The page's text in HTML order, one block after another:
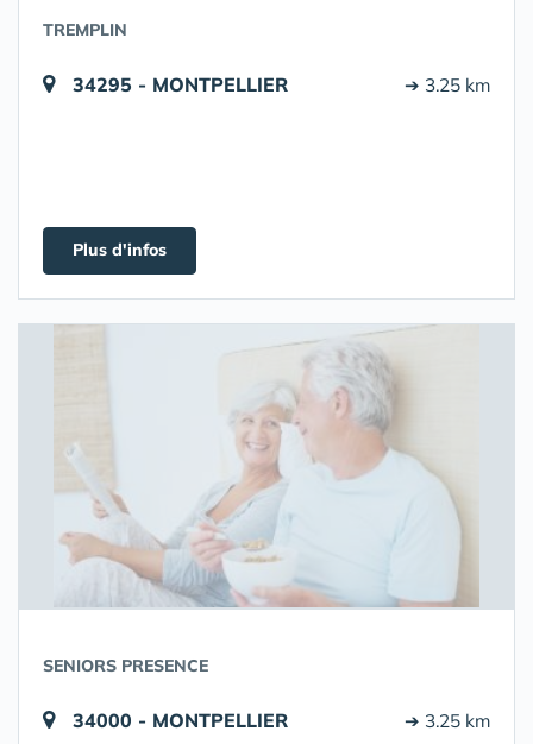
TREMPLIN
34295 - MONTPELLIER ➔ 3.25 km
Plus d'infos
SENIORS PRESENCE
34000 - MONTPELLIER ➔ 3.25 km